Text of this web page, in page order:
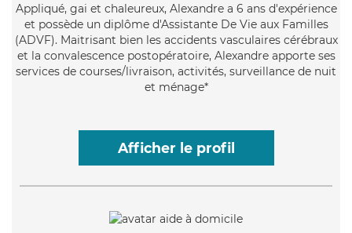
Appliqué, gai et chaleureux, Alexandre a 6 ans d'expérience
et possède un diplôme d'Assistante De Vie aux Familles
(ADVF). Maitrisant bien les accidents vasculaires cérébraux
et la convalescence postopératoire, Alexandre apporte ses
services de courses/livraison, activités, surveillance de nuit
et ménage*
Afficher le profil